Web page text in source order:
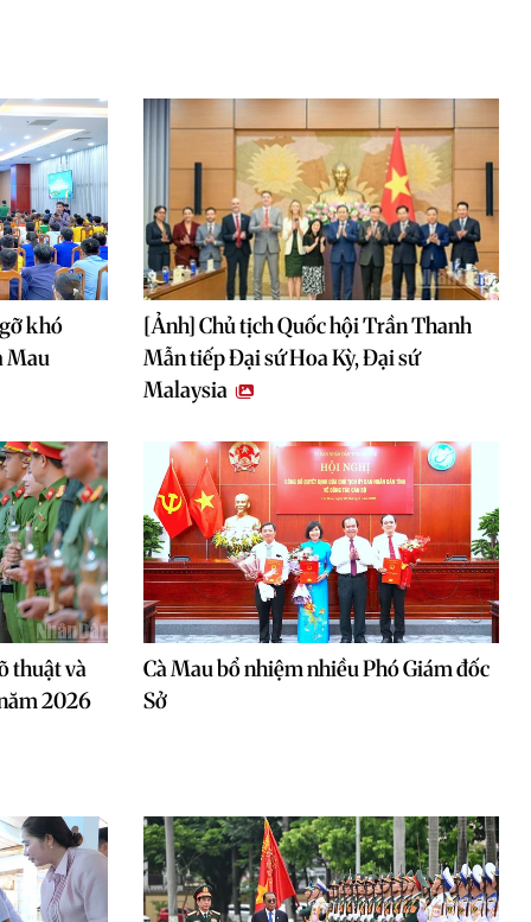
khó
Mau
[Ảnh] Chủ tịch Quốc hội Trần Thanh
Mẫn tiếp Đại sứ Hoa Kỳ, Đại sứ
Malaysia
thuật và
2026
Cà Mau bổ nhiệm nhiều Phó Giám đốc
Sở